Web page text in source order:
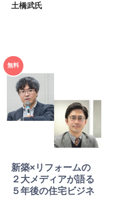
土橋武氏
2025年
度
無料
新築×リフォームの
２大メディアが語る
５年後の住宅ビジネ